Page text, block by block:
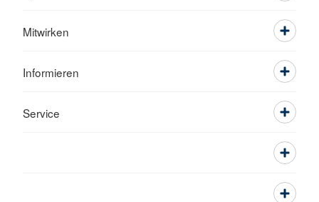
Mitwirken
Informieren
Service